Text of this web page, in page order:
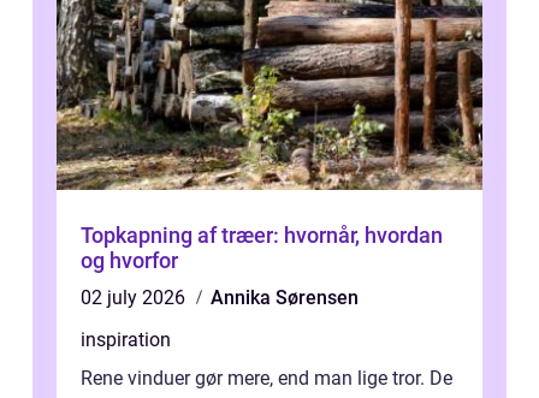
Topkapning af træer: hvornår, hvordan
og hvorfor
02 july 2026
Annika Sørensen
inspiration
Rene vinduer gør mere, end man lige tror. De